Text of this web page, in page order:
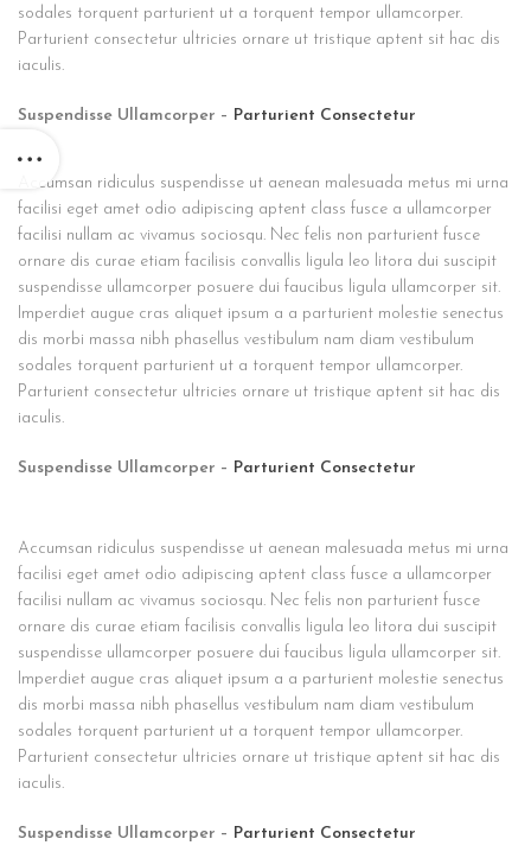
sodales torquent parturient ut a torquent tempor ullamcorper.
Parturient consectetur ultricies ornare ut tristique aptent sit hac dis
iaculis.
Suspendisse Ullamcorper – Parturient Consectetur
Accumsan ridiculus suspendisse ut aenean malesuada metus mi urna
facilisi eget amet odio adipiscing aptent class fusce a ullamcorper
facilisi nullam ac vivamus sociosqu. Nec felis non parturient fusce
ornare dis curae etiam facilisis convallis ligula leo litora dui suscipit
suspendisse ullamcorper posuere dui faucibus ligula ullamcorper sit.
Imperdiet augue cras aliquet ipsum a a parturient molestie senectus
dis morbi massa nibh phasellus vestibulum nam diam vestibulum
sodales torquent parturient ut a torquent tempor ullamcorper.
Parturient consectetur ultricies ornare ut tristique aptent sit hac dis
iaculis.
Suspendisse Ullamcorper – Parturient Consectetur
Accumsan ridiculus suspendisse ut aenean malesuada metus mi urna
facilisi eget amet odio adipiscing aptent class fusce a ullamcorper
facilisi nullam ac vivamus sociosqu. Nec felis non parturient fusce
ornare dis curae etiam facilisis convallis ligula leo litora dui suscipit
suspendisse ullamcorper posuere dui faucibus ligula ullamcorper sit.
Imperdiet augue cras aliquet ipsum a a parturient molestie senectus
dis morbi massa nibh phasellus vestibulum nam diam vestibulum
sodales torquent parturient ut a torquent tempor ullamcorper.
Parturient consectetur ultricies ornare ut tristique aptent sit hac dis
iaculis.
Suspendisse Ullamcorper – Parturient Consectetur